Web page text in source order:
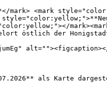
<mark
östlich der Honigstadt
als Karte